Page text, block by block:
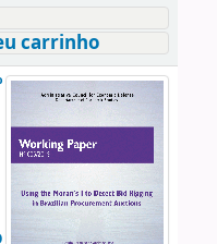
carrinho